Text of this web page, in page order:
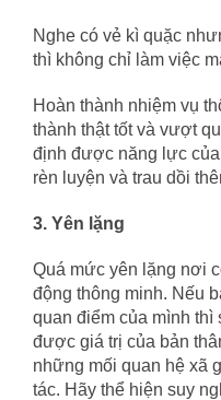
Nghe có vẻ kì quặc
thì không chỉ làm việc
Hoàn thành nhiệm vụ
thành thật tốt và vượt
định được năng lực
rèn luyện và trau dồi
3. Yên lặng
Quá mức yên lặng nơi
động thông minh. Nếu
quan điểm của mình thì
được giá trị của bản
những mối quan hệ xã
tác. Hãy thể hiện suy